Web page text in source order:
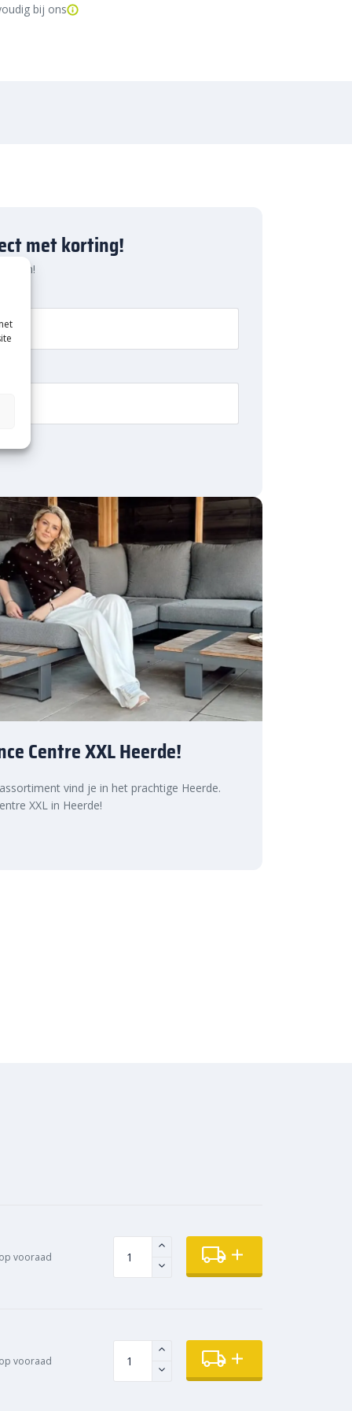
bij ons
met korting!
Centre XXL Heerde!
vind je in het prachtige Heerde.
XXL in Heerde!
op vooraad
op vooraad